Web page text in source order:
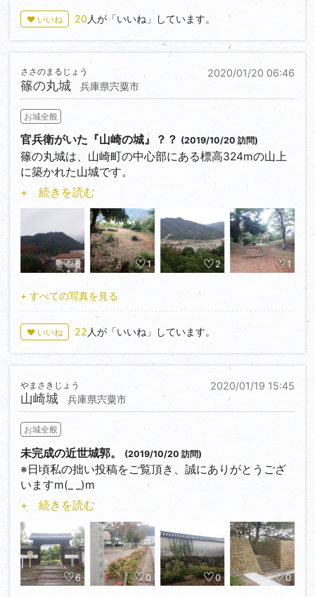
らぬ」と、寒鰤の頭を全て切り落として送りました。
後、「丹後から入ってきた者は皆殺せ！」と命じて実
行してしまいます。
驚いた高広は直ちに幕府に報告。さらに他藩からの飛
脚を殺してしまったことで事が露見し、幕府は追討令
を出して福知山城を包囲する事態に発展しました。
紀通は何を思ったか先祖代々からの甲冑を身につけ天
守に立てこもり火縄銃を城下に向けて乱射！最期はそ
のまま拳銃自殺を遂げたそうです。
いやはや、福知山にとっては本当の黒歴史ですね。
六角義賢、義治親子が近隣の鯰江城に籠城して徹底抗
戦の構えを見せると、信長は自らの祈願所たる百済寺
に陣を構えます。
しかしその数日後、百済寺が六角氏の女子供を匿い、
なおかつ鯰江城に密かに兵糧を送っていたことが発覚
し、信長はついに激怒！
かくして元亀四年（1578）信長は百済寺の焼き討ちを
敢行し、必死の抵抗も虚しく全山焼失の憂き目に遭い
ました。
なお、湖東三山（百済寺、金剛輪寺、西明寺）を含む
天台宗の寺院は悉く焼き討ちに遭いました。
焼き討ち後の百済寺の石垣は、安土城を築城する際に
持ち去られたそうです。
まさに、信長の百済寺に対する愛憎渦巻くエピソー
ド。
名で、ついに念願叶っての訪問となりました。
広大なる境内に累々と連なる僧坊跡の石垣と紅葉のコ
ラボは、美しくもどこか儚さを感じさせます。
そして、本堂の傍らにある『千年菩提樹』は文字通り
樹齢千年を超えるといわれますが、信長による焼き討
ったために蘇生し、根元から新たな幹を伸ばして現在
に至っています。
あり、本来は小笠原家の嫡流です。
しかし大坂の陣で秀政と忠脩が戦死、遺された長次が
まだ幼かったため、忠脩の弟である忠政（後の忠真）
が相続し嫡流となりました。
なお、小笠原忠政は後に初代明石藩主として明石城を
築城し、さらに小倉藩主となりました。ちなみに、忠
脩の正室である亀姫（五姫）は夫の戦死後、徳川家康
の命により忠政の正室となり、長次も忠政の下で養育
されました。
その長次は10歳を越えると播磨国龍野藩六万石に封じ
られ、翌年元服、後に豊前中津藩八万石に加増移封と
なりました。
しかし享保元年（1716）中津藩第五代藩主小笠原長邕
が5歳で夭逝し無嗣改易となってしまいます。
しかし弟の長興は『祖先の勤労（大坂の陣で家祖であ
る秀政・忠脩父子が戦死し幕府に忠節を尽くした
功）』により、特別に播州安志一万石で立藩を認めら
れた。
こうして初代藩主となった長興は陣屋（藩邸）と藩校
を建て、陣屋町を形成させるなどの功績をあげました
が、生来病弱だったために19歳で隠居してしまいまし
た。しかし継嗣がいなかったため小倉藩第三代藩主・
小笠原忠基の次男・長逵を第二代藩主に迎え、この血
脈が以後明治まで続くことになります。
ちなみにこういった経緯があったため、二代以降小倉
藩の支藩の如く扱われるようになりました。
一万石の大名なので参勤交代で江戸まで行かなければ
いけません。よって藩の財政はやはり苦しかった模
様。
さて、そんな安志藩の陣屋跡ですが、前述の通り学校
しかしながら、立地が周囲より少し高くなっており、
藩の中心部として最適な場所だったんだなと感じるこ
とはできます。
また、町内の寺院に陣屋門が山門として移築され残っ
♥ いいね 20人が「いいね」しています。
2020/01/20 06:46
篠の丸城
ささのまるじょう
兵庫県宍粟市
お城全般
官兵衛がいた『山崎の城』？？ (2019/10/20 訪問)
篠の丸城は、山崎町の中心部にある標高324mの山上
に築かれた山城です。
近世城郭である山崎城を訪れたあとは、やはりその前
身たる篠ノ丸城に登城せねばなるまい…！
篠ノ丸城へは麓の山崎八幡神社に隣接した広い駐車場
があるほか、最上山公園の上にある駐車場に停めると
麓の駐車場に停めるよりは身体の負担は少ないかと。
麓の駐車場には『黒田官兵衛飛躍の地』と『黒田熊之
助ゆかりの地』の二つの大きな石碑が建っています。
そうです、ここは羽柴秀吉による宍粟攻めによる落城
から四年後の天正十二年（1584）から天正十五年
（1587）豊前中津に移封となるまでの三年間、秀吉の
命によりこの地を統治しており、『黒田家譜』に記述
されている『山崎の城』はここではないかという説が
あります（但し、ここではなく長水城もしくはその山
麓にいたのではという説もあり）。
また、黒田熊之助は官兵衛の次男として、この山崎の
地で生まれたと推定されています。
篠の丸城の歴史は古く、南北朝時代に赤松貞範の子顕
則により築城されたと伝えられており、室町期以降に
守護代をつとめた赤松一族出身である宇野氏の拠点で
した。
天正八年（1580）、本城の長水城とともに落城し、毛
利方についていた宇野氏は滅亡しました。
平成25年度に行われた航空レーザー測量と発掘調査の
+ 続きを読む
6 1 2 1
+ すべての写真を見る
♥ いいね 22 人が「いいね」しています。
2020/01/19 15:45
山崎城
やまさきじょう
兵庫県宍粟市
お城全般
未完成の近世城郭。 (2019/10/20 訪問)
※日頃私の拙い投稿をご覧頂き、誠にありがとうござ
いますm(_ _)m
いつの間にかフォロワー数が50名となりました！『城
びと』始めたての頃はここまでフォローしていただけ
るとは想像だにしていませんでした。感謝感激でござ
います。
相変わらずの不定期投稿になりますが、これからもど
うぞ宜しくお願いしますm(_ _)m
+ 続きを読む
6 0 0 0